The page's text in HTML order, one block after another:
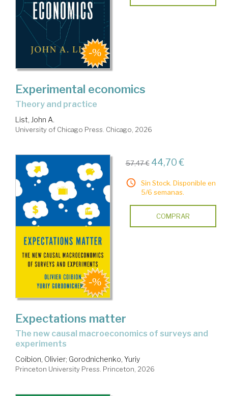
Experimental economics
theory and practice
List, John A.
University of Chicago Press. Chicago, 2026
57,47 € 44,70 €
Sin Stock. Disponible en
5/6 semanas.
COMPRAR
Expectations matter
the new causal macroeconomics of surveys and
experiments
Coibion, Olivier; Gorodnichenko, Yuriy
Princeton University Press. Princeton, 2026